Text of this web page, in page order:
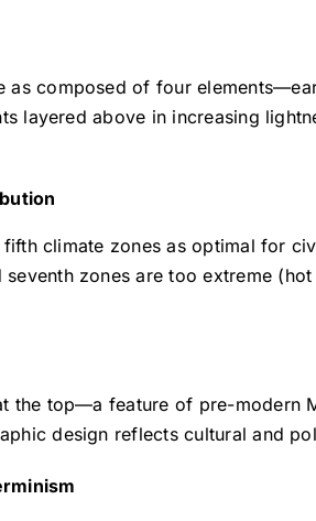
as composed of four
layered above in increasing
climate zones as optimal for
zones are too extreme
the top—a feature of pre-modern
design reflects cultural and